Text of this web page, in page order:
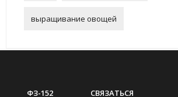
выращивание овощей
ФЗ-152 СВЯЗАТЬСЯ